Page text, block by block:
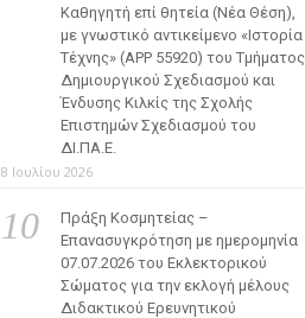
Καθηγητή επί θητεία (Νέα Θέση),
με γνωστικό αντικείμενο «Ιστορία
Τέχνης» (ΑΡΡ 55920) του Τμήματος
Δημιουργικού Σχεδιασμού και
Ένδυσης Κιλκίς της Σχολής
Επιστημών Σχεδιασμού του
ΔΙ.ΠΑ.Ε.
8 Ιουλίου 2026
Πράξη Κοσμητείας –
Επανασυγκρότηση με ημερομηνία
07.07.2026 του Εκλεκτορικού
Σώματος για την εκλογή μέλους
Διδακτικού Ερευνητικού